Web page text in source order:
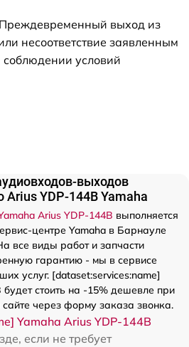
выход из
несоответствие заявленным
условий
выходов
Arius YDP-144B Yamaha
Arius YDP-144B выполняется
центре Yamaha в Барнауле
все виды работ и запчасти
гарантию - мы в сервисе
услуг. [dataset:services:name]
будет стоить на -15% дешевле при
через форму заказа звонка.
Yamaha Arius YDP-144B
если не требует